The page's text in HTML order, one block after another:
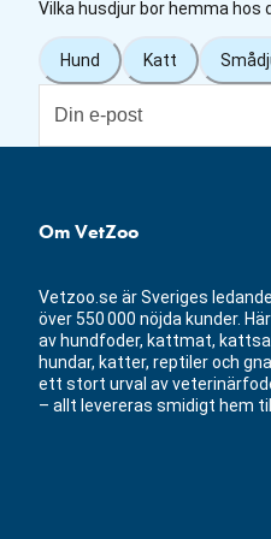
Vilka husdjur bor hemma hos
Hund Katt
Om VetZoo
Vetzoo.se är Sveriges
över 550 000 nöjda kunder.
av hundfoder, kattmat,
hundar, katter, reptiler och
ett stort urval av
– allt levereras smidigt hem